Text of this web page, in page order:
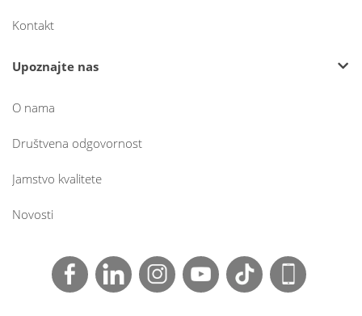
Kontakt
Upoznajte nas
O nama
Društvena odgovornost
Jamstvo kvalitete
Novosti